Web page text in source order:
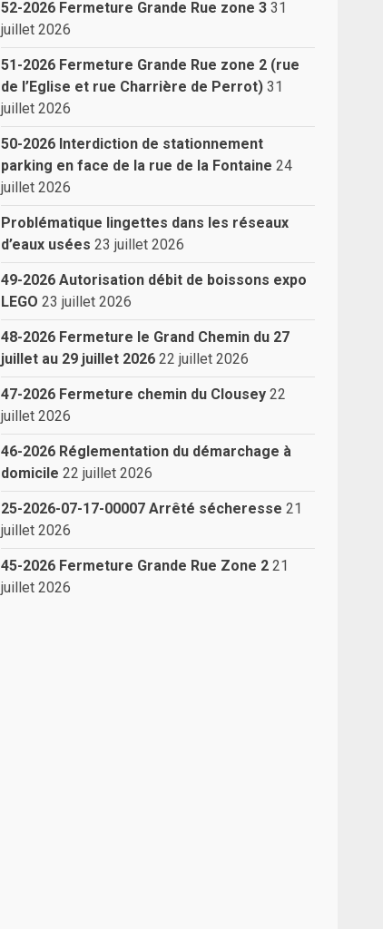
52-2026 Fermeture Grande Rue zone 3 31
juillet 2026
51-2026 Fermeture Grande Rue zone 2 (rue
de l’Eglise et rue Charrière de Perrot) 31
juillet 2026
50-2026 Interdiction de stationnement
parking en face de la rue de la Fontaine 24
juillet 2026
Problématique lingettes dans les réseaux
d’eaux usées 23 juillet 2026
49-2026 Autorisation débit de boissons expo
LEGO 23 juillet 2026
48-2026 Fermeture le Grand Chemin du 27
juillet au 29 juillet 2026 22 juillet 2026
47-2026 Fermeture chemin du Clousey 22
juillet 2026
46-2026 Réglementation du démarchage à
domicile 22 juillet 2026
25-2026-07-17-00007 Arrêté sécheresse 21
juillet 2026
45-2026 Fermeture Grande Rue Zone 2 21
juillet 2026